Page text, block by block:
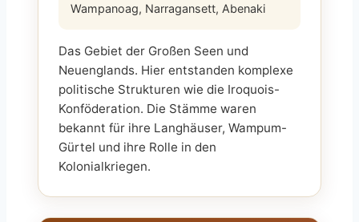
Wampanoag, Narragansett, Abenaki
Das Gebiet der Großen Seen und
Neuenglands. Hier entstanden komplexe
politische Strukturen wie die Iroquois-
Konföderation. Die Stämme waren
bekannt für ihre Langhäuser, Wampum-
Gürtel und ihre Rolle in den
Kolonialkriegen.